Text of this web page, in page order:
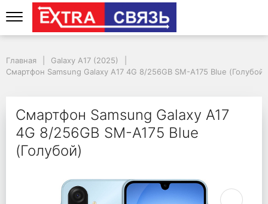
Смартфон Samsung
Главная
Galaxy A17 (2025)
Смартфон Samsung Galaxy A17 4G 8/256GB SM-A175 Blue (Голубой)
Смартфон Samsung Galaxy A17
4G 8/256GB SM-A175 Blue
(Голубой)